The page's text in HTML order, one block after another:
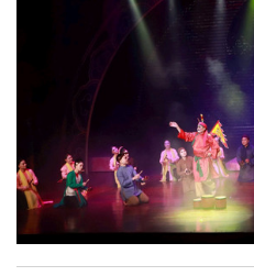
bao nhiêu di sản, bao nhiêu văn
ức, mà là làm thế nào để những
phát triển, thành sức mạnh
thành năng lực cạnh tranh của